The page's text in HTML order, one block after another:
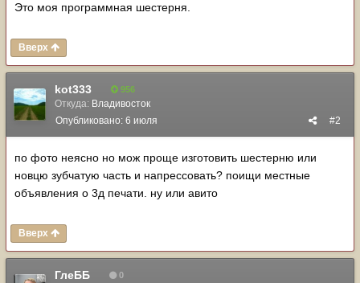
Это моя программная шестерня.
Вверх
kot333 956
Откуда: Владивосток
#2
Опубликовано: 6 июля
по фото неясно но мож проще изготовить шестерню или
новцю зубчатую часть и напрессовать? поищи местные
объявления о 3д печати. ну или авито
Вверх
ГлеББ 0